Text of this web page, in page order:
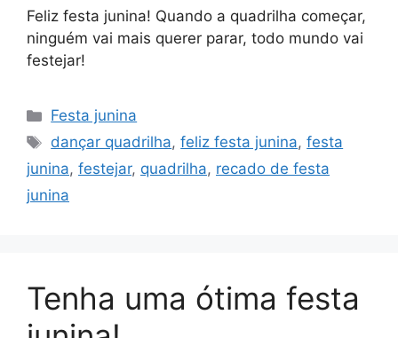
Feliz festa junina! Quando a quadrilha começar,
ninguém vai mais querer parar, todo mundo vai
festejar!
Categorias
Festa junina
Tags
dançar quadrilha,feliz festa junina,festa
junina, festejar, quadrilha, recado de festa
junina
Tenha uma ótima festa